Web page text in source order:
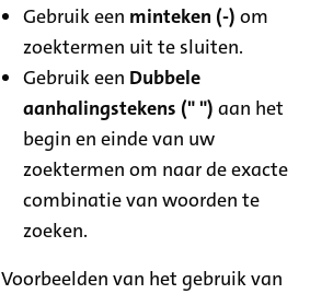
Gebruik een minteken (-) om
zoektermen uit te sluiten.
Gebruik een Dubbele
aanhalingstekens (" ") aan het
begin en einde van uw
zoektermen om naar de exacte
combinatie van woorden te
zoeken.
Voorbeelden van het gebruik van